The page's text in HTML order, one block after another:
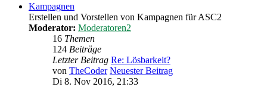
Kampagnen
Erstellen und Vorstellen von Kampagnen für ASC2
Moderator: Moderatoren2
16 Themen
124 Beiträge
Letzter Beitrag Re: Lösbarkeit?
von TheCoder Neuester Beitrag
Di 8. Nov 2016, 21:33